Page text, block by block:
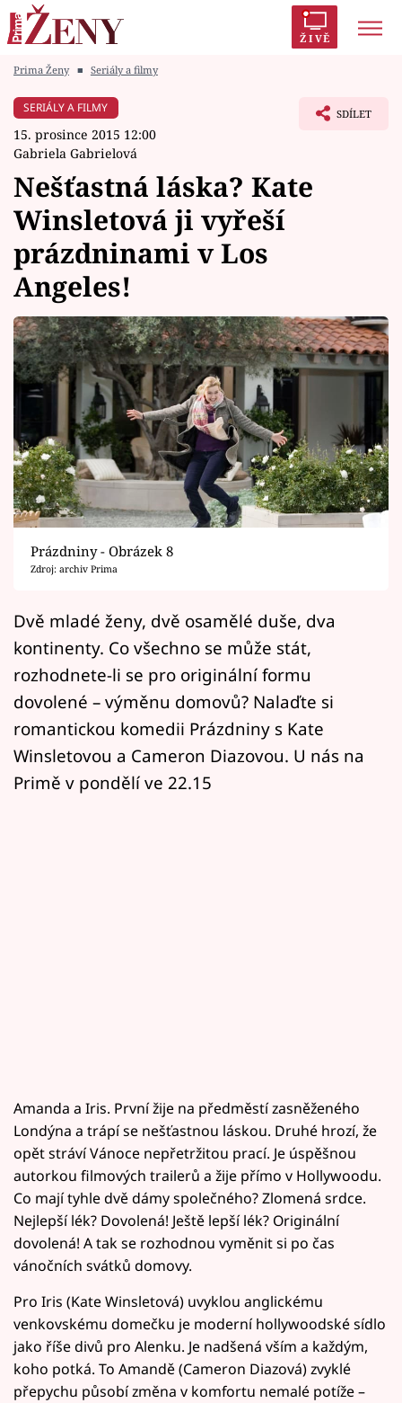
ŽIVĚ
Módní alarm
Témata
Celebrity
Vztahy
Seriály
Horoskopy
Sledujte prima+
Filmový festival Karlovy Vary
Přihlášení
Sledujte nás
Prima Ženy ■ Seriály a filmy
SERIÁLY A FILMY
15. prosince 2015 12:00
Gabriela Gabrielová
SDÍLET
Nešťastná láska? Kate
Winsletová ji vyřeší
prázdninami v Los
Angeles!
Prázdniny - Obrázek 8
Zdroj: archiv Prima
Dvě mladé ženy, dvě osamělé duše, dva
kontinenty. Co všechno se může stát,
rozhodnete-li se pro originální formu
dovolené – výměnu domovů? Nalaďte si
romantickou komedii Prázdniny s Kate
Winsletovou a Cameron Diazovou. U nás na
Primě v pondělí ve 22.15
Amanda a Iris. První žije na předměstí zasněženého
Londýna a trápí se nešťastnou láskou. Druhé hrozí, že
opět stráví Vánoce nepřetržitou prací. Je úspěšnou
autorkou filmových trailerů a žije přímo v Hollywoodu.
Co mají tyhle dvě dámy společného? Zlomená srdce.
Nejlepší lék? Dovolená! Ještě lepší lék? Originální
dovolená! A tak se rozhodnou vyměnit si po čas
vánočních svátků domovy.
Pro Iris (Kate Winsletová) uvyklou anglickému
venkovskému domečku je moderní hollywoodské sídlo
jako říše divů pro Alenku. Je nadšená vším a každým,
koho potká. To Amandě (Cameron Diazová) zvyklé
přepychu působí změna v komfortu nemalé potíže –